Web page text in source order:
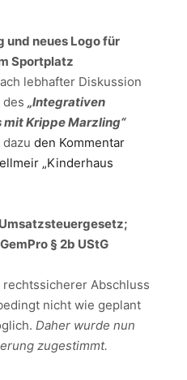
und neues Logo für
Sportplatz
lebhafter Diskussion
des „Integrativen
Krippe Marzling“
den Kommentar
„Kinderhaus
§ 2b UStG
Abschluss
nicht wie geplant
Daher wurde nun
zugestimmt.